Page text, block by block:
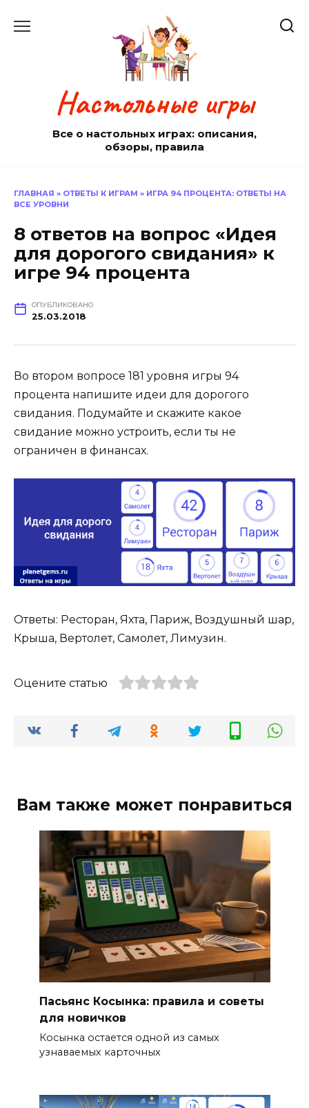
Настольные игры
Все о настольных играх: описания,
обзоры, правила
ГЛАВНАЯ » ОТВЕТЫ К ИГРАМ » ИГРА 94 ПРОЦЕНТА: ОТВЕТЫ НА
ВСЕ УРОВНИ
8 ответов на вопрос «Идея
для дорогого свидания» к
игре 94 процента
ОПУБЛИКОВАНО
25.03.2018
Во втором вопросе 181 уровня игры 94
процента напишите идеи для дорогого
свидания. Подумайте и скажите какое
свидание можно устроить, если ты не
ограничен в финансах.
Ответы: Ресторан, Яхта, Париж, Воздушный шар,
Крыша, Вертолет, Самолет, Лимузин.
Оцените статью
Вам также может понравиться
Пасьянс Косынка: правила и советы
для новичков
Косынка остается одной из самых
узнаваемых карточных